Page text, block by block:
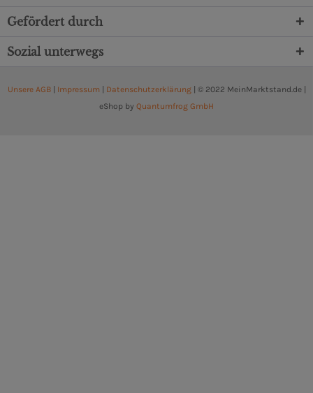
Gefördert durch
Sozial unterwegs
Unsere AGB| Impressum Datenschutzerklärung| © 2022 MeinMarktstand.de |
eShop by Quantumfrog GmbH